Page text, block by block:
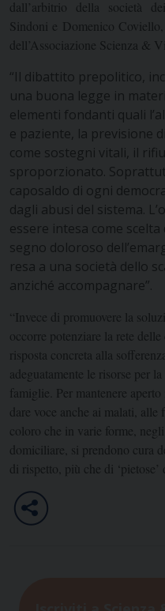
dall’arbitrio della società
Sindoni e Domenico Coviello,
dell’Associazione Scienza &
“Il dibattito prepolitico,
una buona legge in
elementi fondanti quali
e paziente, la previsione
come sostegni vitali, il
sproporzionato.
caposaldo di ogni
dagli abusi del sistema.
essere intesa come
segno doloroso
resa a una società dello
anziché accompagnare”.
“Invece di promuovere la
occorre potenziare la rete
risposta concreta alla
adeguatamente le risorse per
famiglie. Per mantenere
dare voce anche ai malati, alle
coloro che in varie forme,
domiciliare, si prendono cura
di rispetto, più che di ‘pietose’